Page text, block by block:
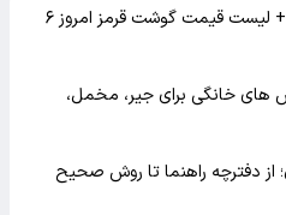
گوشت خورشتی کیلویی چند ؟! + لیست قیمت گوشت قرمز امروز ۶
های خانگی برای جیر، مخمل،
از دفترچه راهنما تا روش صحیح